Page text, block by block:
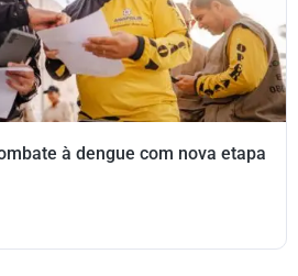
à dengue com nova etapa